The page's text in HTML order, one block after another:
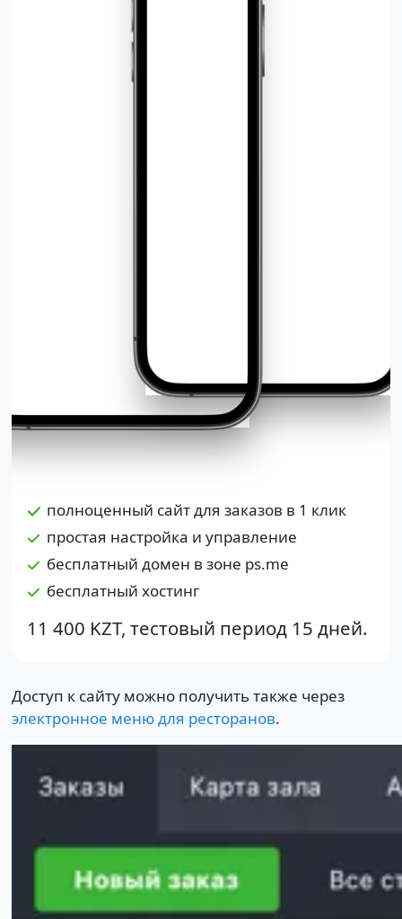
полноценный сайт для заказов в 1 клик
простая настройка и управление
бесплатный домен в зоне ps.me
бесплатный хостинг
11 400 KZT, тестовый период 15 дней.
Доступ к сайту можно получить также через
электронное меню для ресторанов.